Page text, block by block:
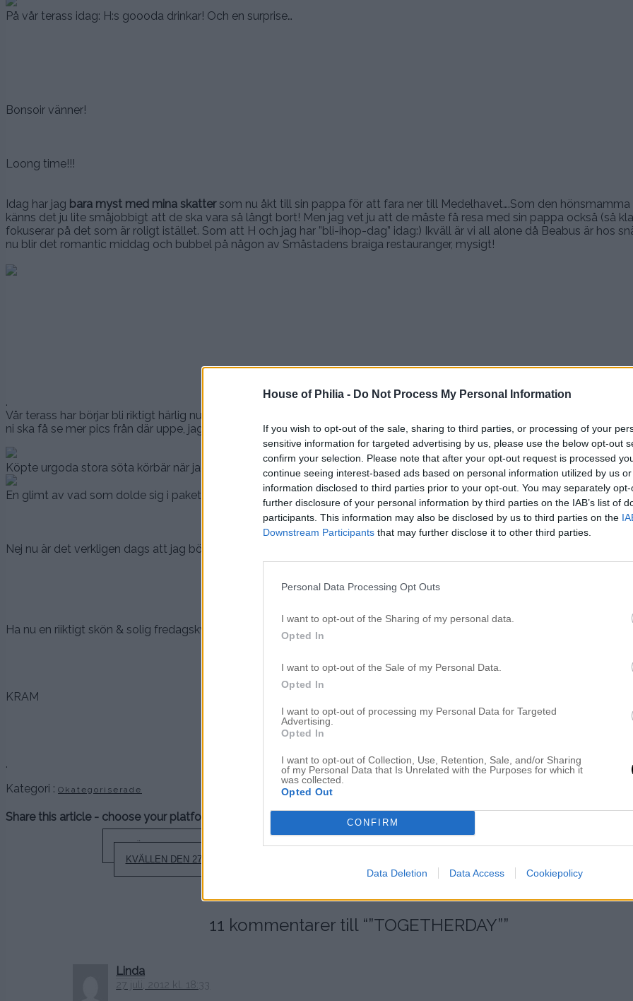
House of Philia - Do Not Process My Personal Information
If you wish to opt-out of the sale, sharing to third parties, or processing of your
sensitive information for targeted advertising by us, please use the below opt-out
confirm your selection. Please note that after your opt-out request is processed
continue seeing interest-based ads based on personal information utilized by us
information disclosed to third parties prior to your opt-out. You may separately
further disclosure of your personal information by third parties on the IAB’s list of
participants. This information may also be disclosed by us to third parties on the
Downstream Participants that may further disclose it to other third parties.
Personal Data Processing Opt Outs
I want to opt-out of the Sharing of my personal data.
Opted In
I want to opt-out of the Sale of my Personal Data.
Opted In
I want to opt-out of processing my Personal Data for Targeted
Advertising.
Opted In
I want to opt-out of Collection, Use, Retention, Sale, and/or Sharing
of my Personal Data that Is Unrelated with the Purposes for which it
was collected.
Opted Out
CONFIRM
Data Deletion Data Access Cookiepolicy
På vår terass idag: H:s goooda drinkar! Och en surprise…
Bonsoir vänner!
Loong time!!!
Idag har jag bara myst med mina skattersom nu åkt till sin pappa för att fara ner till Medelhavet….Som den hönsmamma
känns det ju lite småjobbigt att de ska vara så långt bort! Men jag vet ju att de måste få resa med sin pappa också (så
fokuserar på det som är roligt istället. Som att H och jag har ”bli-ihop-dag” idag:) Ikväll är vi all alone då Beabus är hos
nu blir det romantic middag och bubbel på någon av Småstadens braiga restauranger, mysigt!
.
Vår terass har börjar bli riktigt härlig nu och idag så var jag hos vännen och handlade
ni ska få se mer pics från där uppe, jag loovar:)
Köpte urgoda stora söta körbär när jag var och fredagshandlade på Ica Maxi, såå gott!
En glimt av vad som dolde sig i paketet…:)
Nej nu är det verkligen dags att jag börjar jag piffa till mig här!:)
Ha nu en riiktigt skön & solig fredagskväll!
KRAM
.
Kategori : Okategoriserade
Share this article - choose your platform:
InläggsnavigeringEN FÄRGGLAD DAGENS
KVÄLLEN DEN 27:E
11 kommentarer till “”TOGETHERDAY””
Linda
27 juli, 2012 kl. 18:33